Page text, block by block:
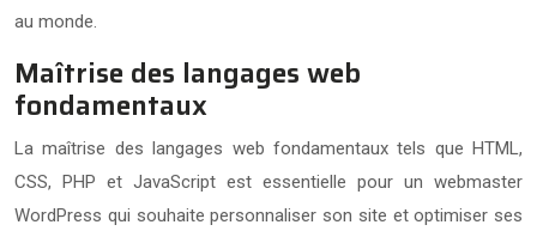
au monde.
Maîtrise des langages web
fondamentaux
La maîtrise des langages web fondamentaux tels que HTML,
CSS, PHP et JavaScript est essentielle pour un webmaster
WordPress qui souhaite personnaliser son site et optimiser ses